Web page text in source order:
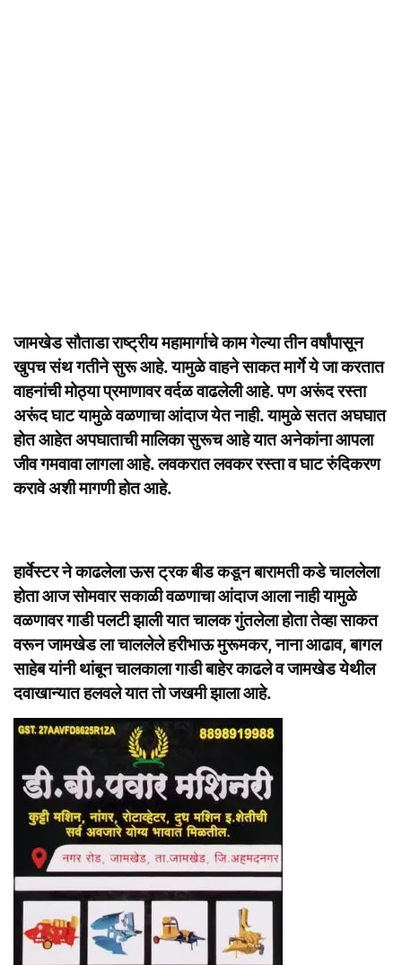
जामखेड सौताडा राष्ट्रीय महामार्गाचे काम गेल्या तीन वर्षांपासून
खुपच संथ गतीने सुरू आहे. यामुळे वाहने साकत मार्गे ये जा करतात
वाहनांची मोठ्या प्रमाणावर वर्दळ वाढलेली आहे. पण अरूंद रस्ता
अरूंद घाट यामुळे वळणाचा आंदाज येत नाही. यामुळे सतत अघघात
होत आहेत अपघाताची मालिका सुरूच आहे यात अनेकांना आपला
जीव गमवावा लागला आहे. लवकरात लवकर रस्ता व घाट रुंदिकरण
करावे अशी मागणी होत आहे.
हार्वेस्टर ने काढलेला ऊस ट्रक बीड कडून बारामती कडे चाललेला
होता आज सोमवार सकाळी वळणाचा आंदाज आला नाही यामुळे
वळणावर गाडी पलटी झाली यात चालक गुंतलेला होता तेव्हा साकत
वरून जामखेड ला चाललेले हरीभाऊ मुरूमकर, नाना आढाव, बागल
साहेब यांनी थांबून चालकाला गाडी बाहेर काढले व जामखेड येथील
दवाखान्यात हलवले यात तो जखमी झाला आहे.